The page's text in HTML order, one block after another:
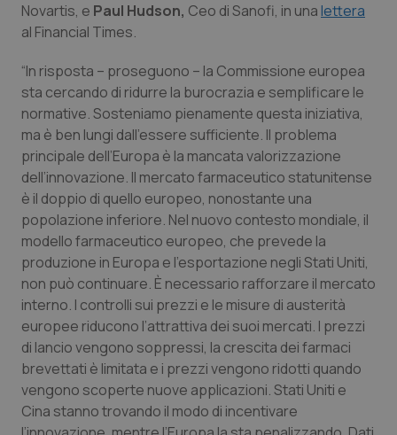
Piemonte
Provincia Autonoma di Bolzano
Provincia Autonoma di Trento
Puglia
Sardegna
Sicilia
Toscana
Umbria
Valle D’Aosta
HIV
Infezioni & Febbre
Ipertensione & Scompenso
Malattie rare
Malattia di Crohn & Rettocolite Ulcerosa
Neuroscienze & patologie neurodegenerative
Obesità
Oftalmologia
Oncodermatologia
Novartis, e Paul Hudson, Ceo di Sanofi, in unalettera
al Financial Times.
“In risposta – proseguono – la Commissione europea
sta cercando di ridurre la burocrazia e semplificare le
normative. Sosteniamo pienamente questa iniziativa,
ma è ben lungi dall’essere sufficiente. Il problema
principale dell’Europa è la mancata valorizzazione
dell’innovazione. Il mercato farmaceutico statunitense
è il doppio di quello europeo, nonostante una
popolazione inferiore. Nel nuovo contesto mondiale, il
modello farmaceutico europeo, che prevede la
produzione in Europa e l’esportazione negli Stati Uniti,
non può continuare. È necessario rafforzare il mercato
interno. I controlli sui prezzi e le misure di austerità
europee riducono l’attrattiva dei suoi mercati. I prezzi
di lancio vengono soppressi, la crescita dei farmaci
brevettati è limitata e i prezzi vengono ridotti quando
vengono scoperte nuove applicazioni. Stati Uniti e
Cina stanno trovando il modo di incentivare